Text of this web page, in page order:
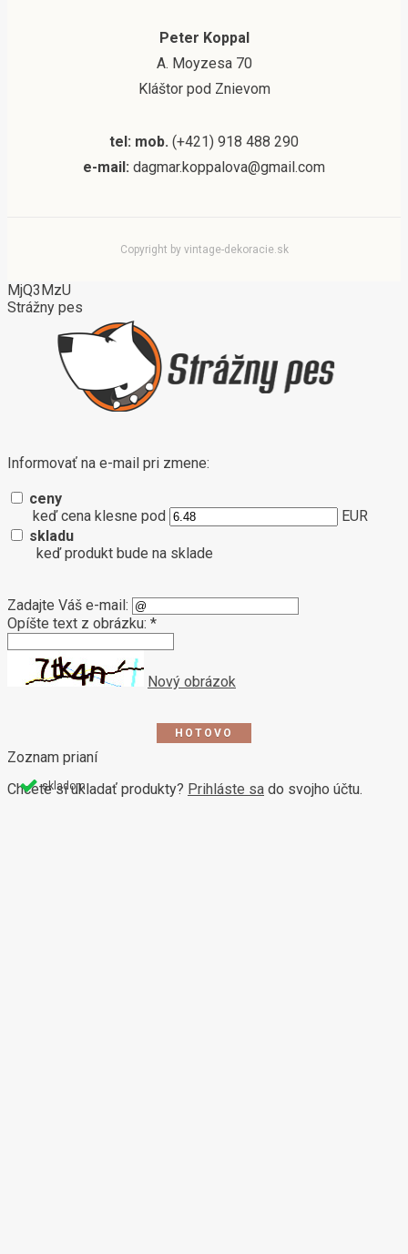
skladom
Peter Koppal
A. Moyzesa 70
Kláštor pod Znievom
tel: mob. (+421) 918 488 290
e-mail: dagmar.koppalova@gmail.com
Copyright by vintage-dekoracie.sk
MjQ3MzU
Strážny pes
Informovať na e-mail pri zmene:
ceny
keď cena klesne pod
EUR
skladu
keď produkt bude na sklade
Zadajte Váš e-mail:
Opíšte text z obrázku: *
Nový obrázok
Zoznam prianí
Chcete si ukladať produkty? Prihláste sa do svojho účtu.